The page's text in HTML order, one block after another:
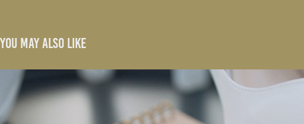
You may also like